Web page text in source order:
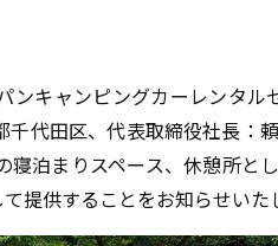
キャンピングカーレンタル
千代田区、代表取締役社長
泊まりスペース、休憩所と
提供することをお知らせいた